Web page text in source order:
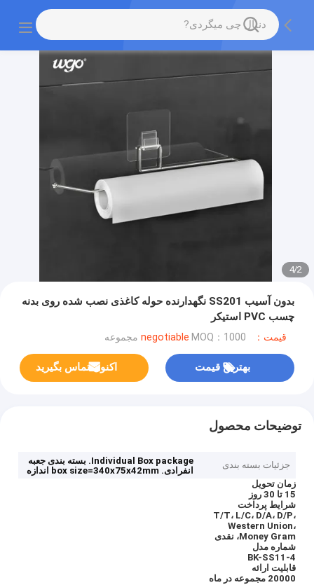
2
/
4
بدون آسیب SS201 نگهدارنده حوله کاغذی نصب شده روی بدنه
چسب PVC استیکر
قیمت：negotiable MOQ：1000 مجموعه
بهترین قیمت اکنون تماس بگیرید
توضیحات محصول
جزئیات بسته بندی Individual Box package. بسته بندی جعبه
انفرادی. box size=340x75x42mm
اندازه
زمان تحویل
15 تا 30 روز
شرایط پرداخت
T/T، L/C، D/A، D/P،
Western Union،
Money Gram، نقدی
شماره مدل
BK-SS11-4
قابلیت ارائه
20000 مجموعه در ماه